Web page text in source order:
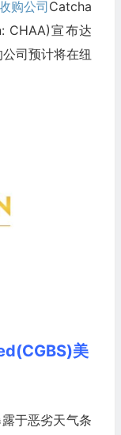
购公司Catcha
CHAA)宣布达
司预计将在纽
美
于恶劣天气条